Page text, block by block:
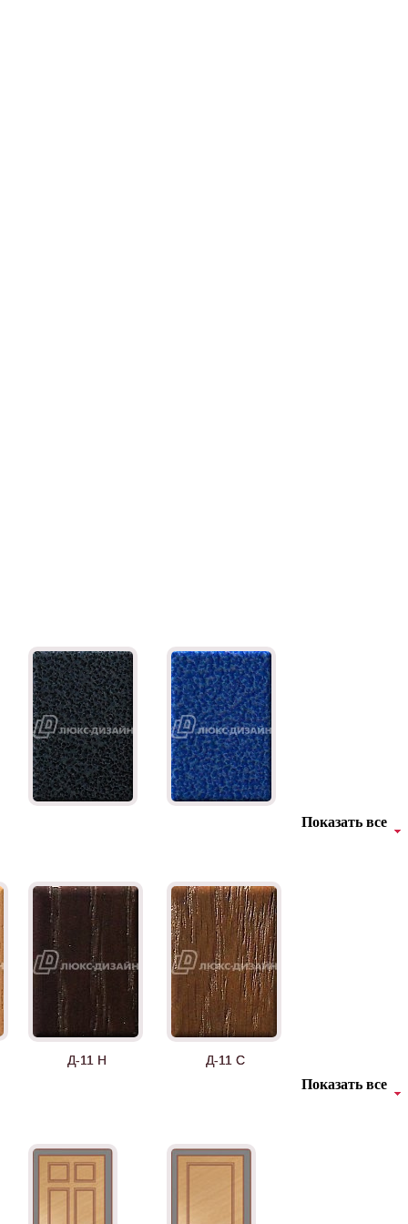
Показать все
Д-11 Н Д-11 С
Показать все